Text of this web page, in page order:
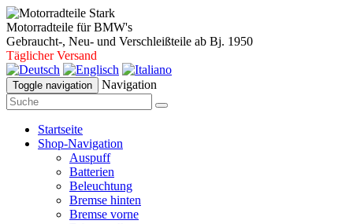
Motorradteile für BMW's
Gebraucht-, Neu- und Verschleißteile ab Bj. 1950
Täglicher Versand
Toggle navigation Navigation
Startseite
Shop-Navigation
Auspuff
Batterien
Beleuchtung
Bremse hinten
Bremse vorne